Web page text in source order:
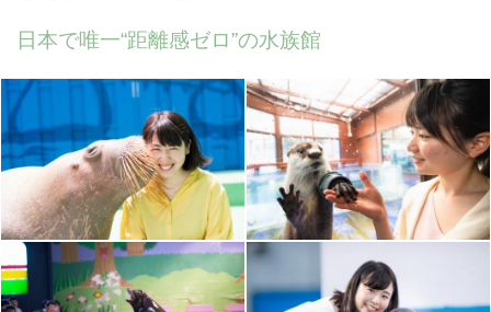
日本で唯一“距離感ゼロ”の水族館